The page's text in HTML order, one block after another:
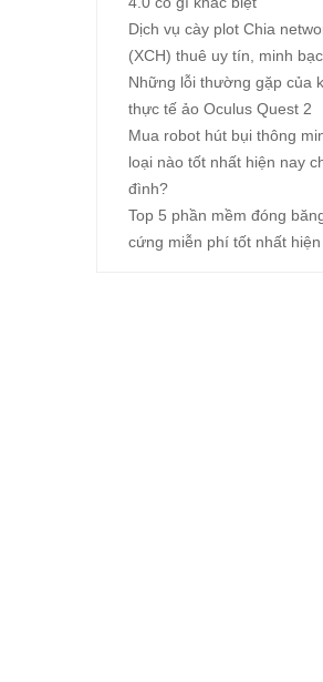
Dịch vụ cày plot Chia
(XCH) thuê uy tín, minh
Những lỗi thường gặp của
thực tế ảo Oculus Quest 2
Mua robot hút bụi thông
loại nào tốt nhất hiện nay
đình?
Top 5 phần mềm đóng
cứng miễn phí tốt nhất